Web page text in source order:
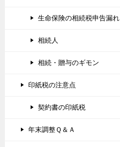
生命保険の相続税申告漏れ
相続人
相続・贈与のギモン
印紙税の注意点
契約書の印紙税
年末調整Ｑ＆Ａ